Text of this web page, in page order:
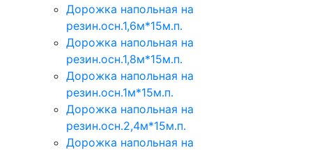
Дорожка напольная на
резин.осн.1,6м*15м.п.
Дорожка напольная на
резин.осн.1,8м*15м.п.
Дорожка напольная на
резин.осн.1м*15м.п.
Дорожка напольная на
резин.осн.2,4м*15м.п.
Дорожка напольная на